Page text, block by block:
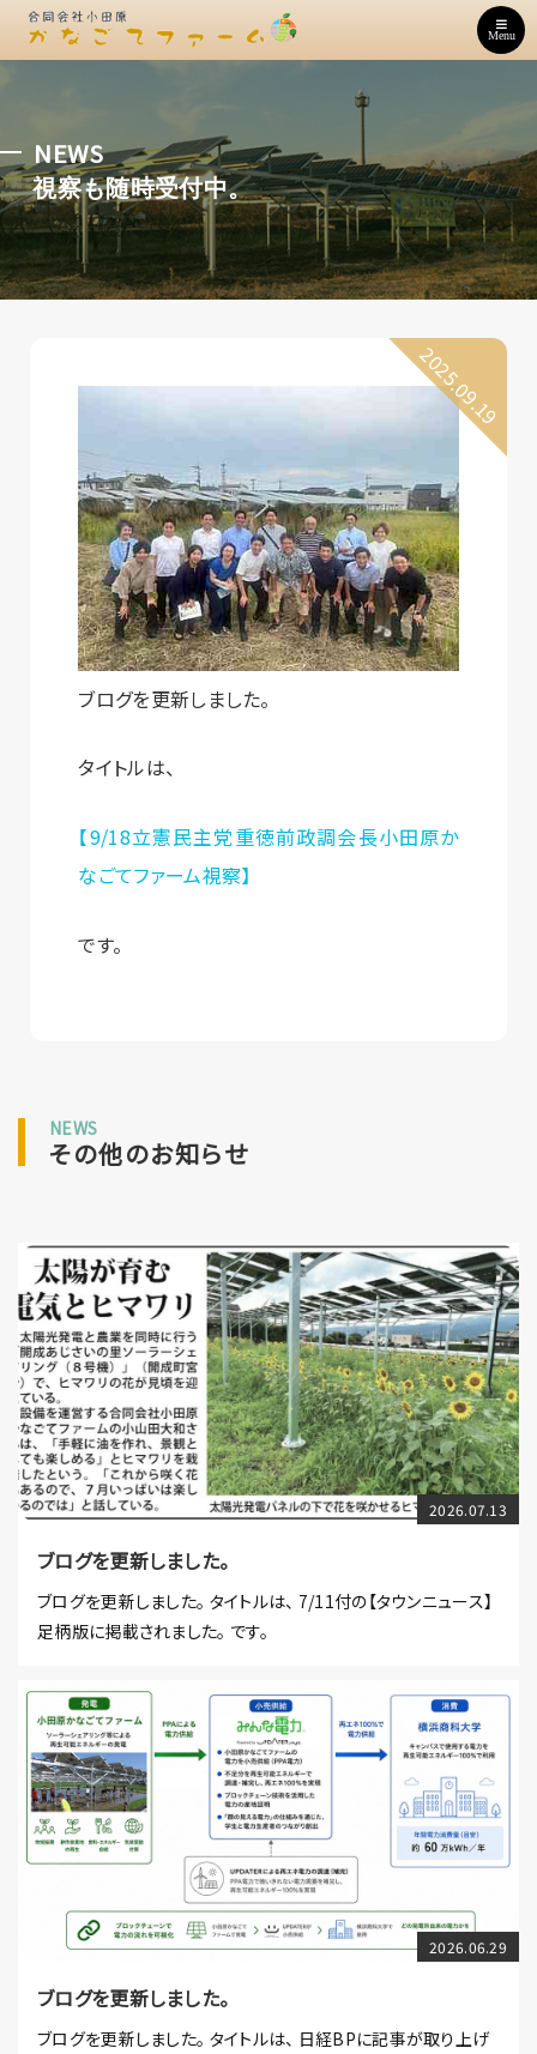
Menu
視察も随時受付中。
NEWS
2025.09.19
ブログを更新しました。
タイトルは、
【9/18立憲民主党重徳前政調会長小田原か
なごてファーム視察】
です。
NEWS
その他のお知らせ
2026.07.13
ブログを更新しました。
ブログを更新しました。 タイトルは、 7/11付の【タウンニュース】
足柄版に掲載されました。 です。
2026.06.29
ブログを更新しました。
ブログを更新しました。 タイトルは、 日経BPに記事が取り上げ